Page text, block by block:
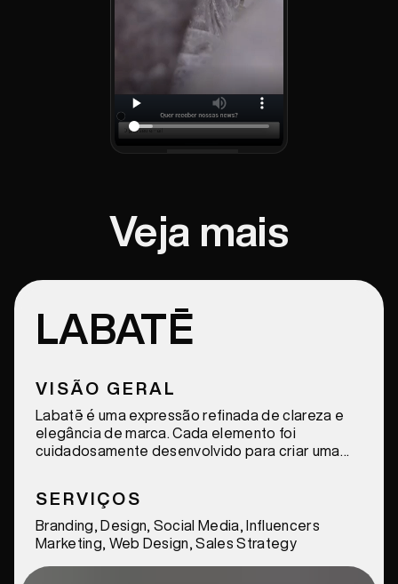
Veja mais
LABATĒ
VISÃO GERAL
Labatē é uma expressão refinada de clareza e
elegância de marca. Cada elemento foi
cuidadosamente desenvolvido para criar uma
SERVIÇOS
Branding, Design, Social Media, Influencers
Marketing, Web Design, Sales Strategy